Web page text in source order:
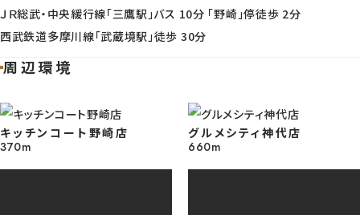
ＪＲ総武・中央緩行線「三鷹駅」バス 10分 「野崎」停徒歩 2分
西武鉄道多摩川線「武蔵境駅」徒歩 30分
周辺環境
キッチンコート野崎店
370m
グルメシティ神代店
660m
しに合わせた住まいづくりを前向きに考えやすいところが魅力です。